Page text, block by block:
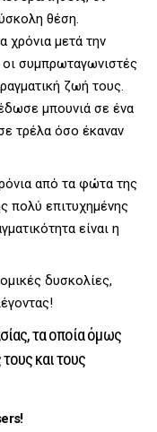
θέση.
χρόνια μετά την
οι συμπρωταγωνιστές
ζωή τους.
μπουνιά σε ένα
τρέλα όσο έκαναν
από τα φώτα της
πολύ επιτυχημένης
είναι η
δυσκολίες,
τα οποία όμως
και τους